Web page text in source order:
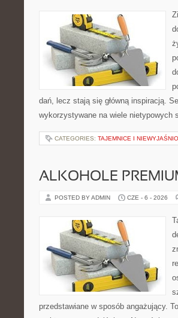
dań, lecz stają się główną inspiracją.
wykorzystywane na wiele
CATEGORIES: TAJEMNICE I
ALKOHOLE
POSTED BY ADMIN CZE - 6 - 2026
przedstawiane w sposób angażujący.